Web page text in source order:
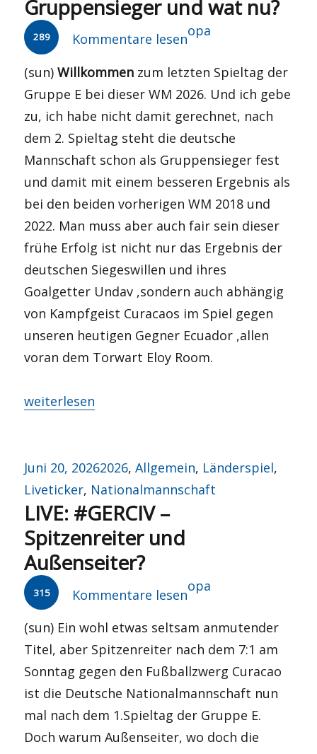
Gruppensieger und wat nu?
289 Kommentare lesen
Autor
opa
(sun)Willkommen zum letzten Spieltag der
Gruppe E bei dieser WM 2026. Und ich gebe
zu, ich habe nicht damit gerechnet, nach
dem 2. Spieltag steht die deutsche
Mannschaft schon als Gruppensieger fest
und damit mit einem besseren Ergebnis als
bei den beiden vorherigen WM 2018 und
2022. Man muss aber auch fair sein dieser
frühe Erfolg ist nicht nur das Ergebnis der
deutschen Siegeswillen und ihres
Goalgetter Undav ,sondern auch abhängig
von Kampfgeist Curacaos im Spiel gegen
unseren heutigen Gegner Ecuador ,allen
voran dem Torwart Eloy Room.
„LIVE: #ECUGER – Gruppensieger und wat nu?“
weiterlesen
Veröffentlicht
am
Juni 20, 2026Kategorien
2026,Allgemein, Länderspiel,
Liveticker, Nationalmannschaft
LIVE: #GERCIV –
Spitzenreiter und
Außenseiter?
315 Kommentare lesen
Autor
opa
(sun) Ein wohl etwas seltsam anmutender
Titel, aber Spitzenreiter nach dem 7:1 am
Sonntag gegen den Fußballzwerg Curacao
ist die Deutsche Nationalmannschaft nun
mal nach dem 1.Spieltag der Gruppe E.
Doch warum Außenseiter, wo doch die